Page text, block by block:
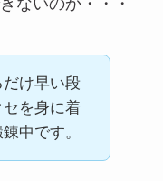
ないのか・・・
け早い段
を身に着
中です。